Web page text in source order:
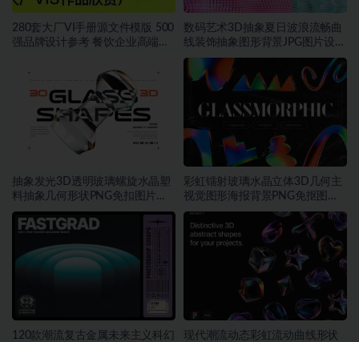
280套大厂VI手册源文件模版 500
强品牌设计参考 餐饮企业高端矢
数码艺术3D抽象夏日波浪流畅曲
线装饰抽象图形背景JPG图片设计
素材
抽象发光3D透明玻璃螺旋水晶塑
料抽象几何形状PNG免扣图片设
计素材
彩虹镭射玻璃水晶立体3D几何主
视觉图形海报背景PNG免抠图片
素材
120款潮流复古金属未来主义科幻
现代潮流动态彩虹流动曲线形状